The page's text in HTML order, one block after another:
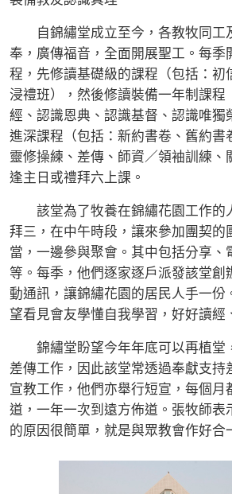
自錦繡堂成立至今，各教牧同工
奉，廣傳福音，全面開展聖工。每季
程，先修讀基礎級的課程（包括：初
浸禮班），然後修讀裝備一年制課程
經、認識恩典、認識基督、認識唯獨
進深課程（包括：新約書卷、舊約書
靈修操練、差傳、師資／領袖訓練、
逢主日或禮拜六上課。
該堂為了牧養在錦繡花園工作的
拜三，在中午時段，讓來參加團契的
當，一邊參與聚會。其中包括分享、
等。每季，他們逐家逐戶派發該堂創
動通訊，讓錦繡花園的居民人手一份
望看見會友學懂自我學習，好好讀經
錦繡堂盼望今年年底可以再植堂
差傳工作，因此該堂常透過奉獻支持
宣教工作，他們亦舉行短宣，每個月
道，一年一次到遠方佈道。張牧師表
的原因很簡單，就是與眾教會作好合